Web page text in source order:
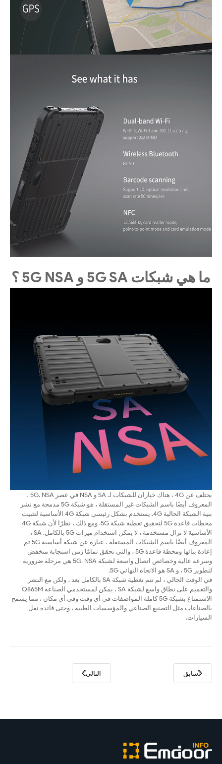
ما هي شبكات 5G SA و 5G NSA ؟
يختلف عن 4G ، هناك خياران للشبكات لـ SA و NSA في عصر 5G. NSA ،
المعروف أيضًا باسم الشبكات غير المستقلة ، هو شبكة 5G مدمجة مع نشر
بنية الشبكة الحالية 4G. يستخدم بشكل رئيسي شبكة 4G الأساسية لتثبيت
محطات قاعدة 5G لتحقيق تغطية شبكة 5G. ومع ذلك ، نظرًا لأن شبكة 4G
الأساسية لا تزال مستخدمة ، لا يمكن استخدام ميزات 5G بالكامل. SA ،
المعروف أيضًا باسم الشبكات المستقلة ، عبارة عن شبكة أساسية 5G تم
إعادة بنائها ومحطة قاعدة 5G ، والتي تحقق تمامًا زمن استجابة منخفض
وسرعة عالية وخصائص اتصال واسعة لشبكة 5G. NSA هي مرحلة ضرورية
لتطوير 5G ، و SA هو الاتجاه النهائي 5G.
في الوقت الحالي ، لم تتم تغطية شبكة SA بالكامل بعد ، ولكن مع النشر
والتعميم على نطاق واسع لشبكة SA ، يمكن لمستخدمي الصناعة Q865M
الاستمتاع بشبكة 5G كاملة المواصفات في أي وقت وفي أي مكان ، مما يسمح
بالصناعات مثل التصنيع الصناعي والمؤسسات الطبية ، وحتى فائدة نقل
السيارات.
سابق التالي